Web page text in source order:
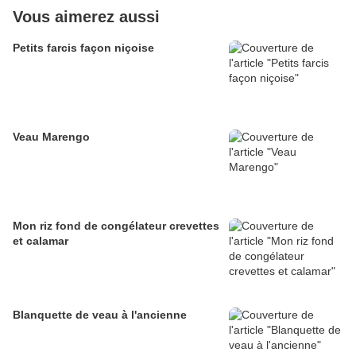
Vous aimerez aussi
Petits farcis façon niçoise
Veau Marengo
Mon riz fond de congélateur crevettes
et calamar
Blanquette de veau à l'ancienne